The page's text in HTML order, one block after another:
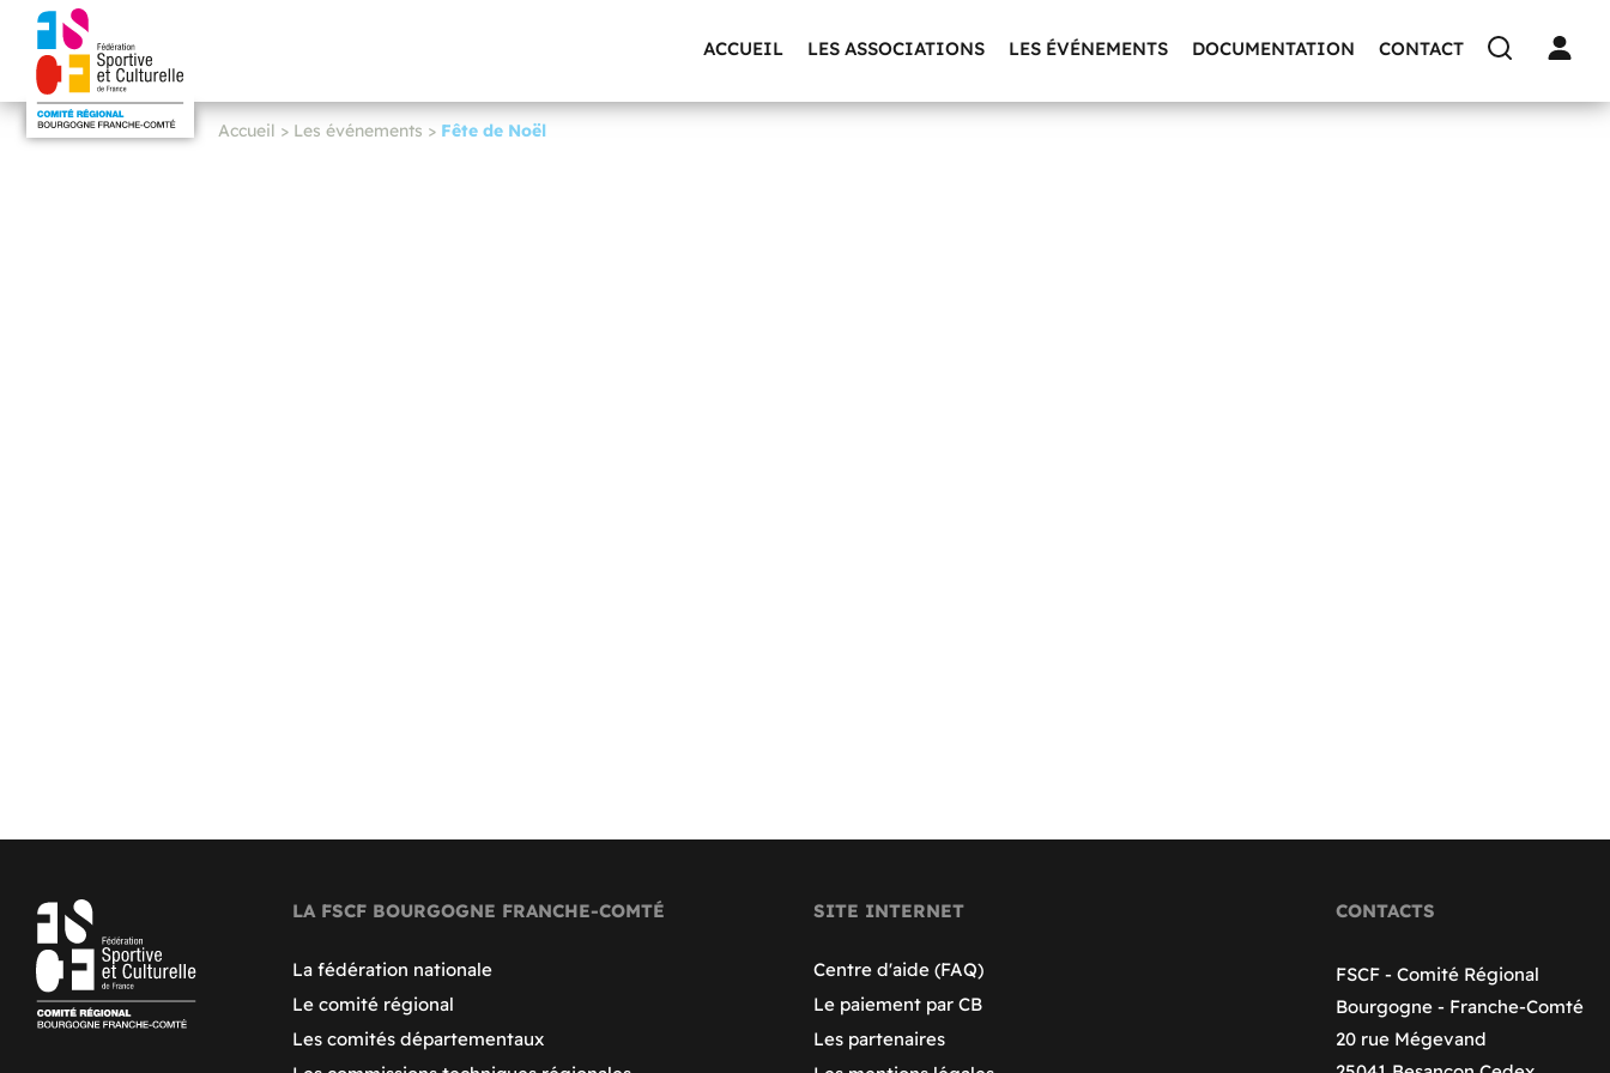
ACCUEIL LES ASSOCIATIONS LES ÉVÉNEMENTS DOCUMENTATION CONTACT
Accueil > Les événements > Fête de Noël
LA FSCF BOURGOGNE FRANCHE-COMTÉ
La fédération nationale
Le comité régional
Les comités départementaux
SITE INTERNET
Centre d'aide (FAQ)
Le paiement par CB
Les partenaires
CONTACTS
FSCF - Comité Régional
Bourgogne - Franche-Comté
20 rue Mégevand